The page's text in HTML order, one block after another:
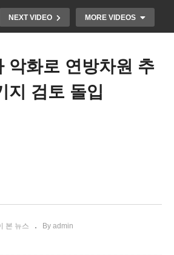
NEXT VIDEO MORE VIDEOS
악화로 연방차원 추
지 검토 돌입
본 뉴스 By admin